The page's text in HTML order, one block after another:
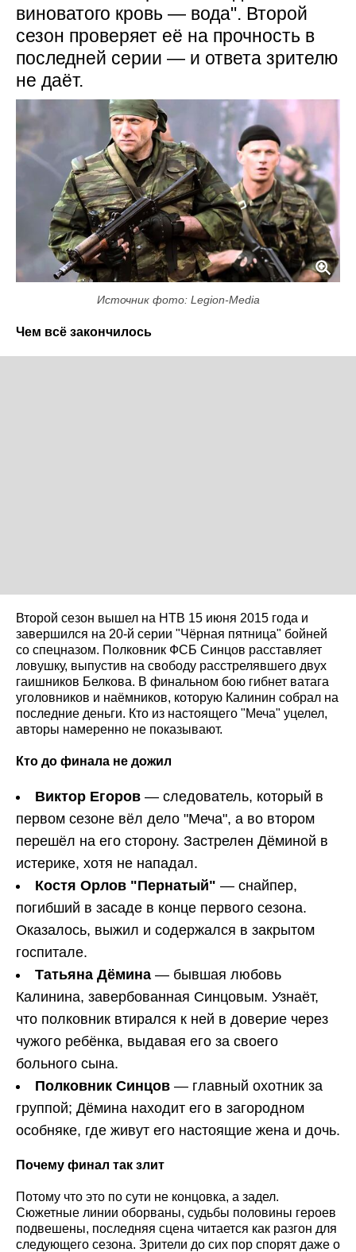
виноватого кровь — вода". Второй
сезон проверяет её на прочность в
последней серии — и ответа зрителю
не даёт.
Источник фото: Legion-Media
Чем всё закончилось
Второй сезон вышел на НТВ 15 июня 2015 года и
завершился на 20-й серии "Чёрная пятница" бойней
со спецназом. Полковник ФСБ Синцов расставляет
ловушку, выпустив на свободу расстрелявшего двух
гаишников Белкова. В финальном бою гибнет ватага
уголовников и наёмников, которую Калинин собрал на
последние деньги. Кто из настоящего "Меча" уцелел,
авторы намеренно не показывают.
Кто до финала не дожил
Виктор Егоров — следователь, который в
первом сезоне вёл дело "Меча", а во втором
перешёл на его сторону. Застрелен Дёминой в
истерике, хотя не нападал.
Костя Орлов "Пернатый" — снайпер,
погибший в засаде в конце первого сезона.
Оказалось, выжил и содержался в закрытом
госпитале.
Татьяна Дёмина — бывшая любовь
Калинина, завербованная Синцовым. Узнаёт,
что полковник втирался к ней в доверие через
чужого ребёнка, выдавая его за своего
больного сына.
Полковник Синцов — главный охотник за
группой; Дёмина находит его в загородном
особняке, где живут его настоящие жена и дочь.
Почему финал так злит
Потому что это по сути не концовка, а задел.
Сюжетные линии оборваны, судьбы половины героев
подвешены, последняя сцена читается как разгон для
следующего сезона. Зрители до сих пор спорят даже о